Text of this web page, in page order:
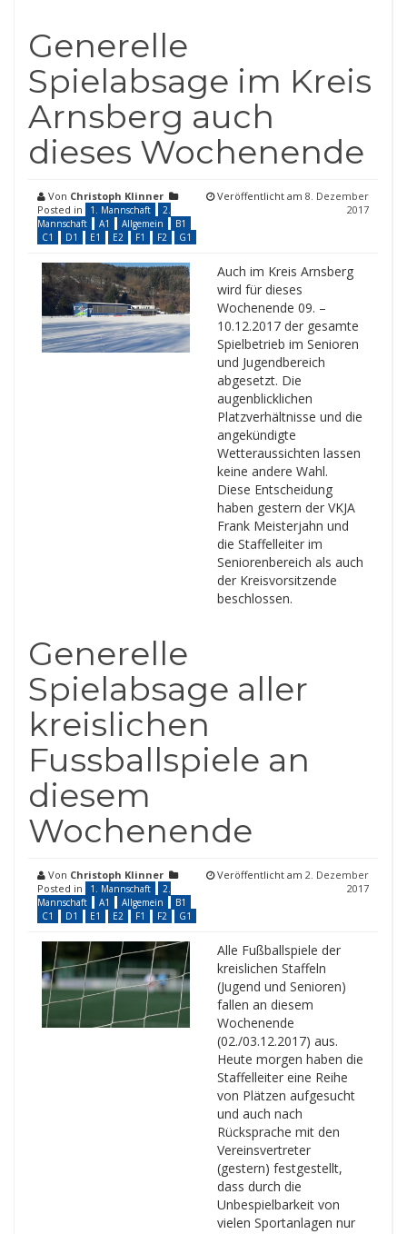
Generelle
Spielabsage im Kreis
Arnsberg auch
dieses Wochenende
Von Christoph Klinner
Posted in
1. Mannschaft
2.
Mannschaft
A1 Allgemein
B1
C1
D1 E1 E2 F1 F2 G1
Veröffentlicht am 8. Dezember
2017
Auch im Kreis Arnsberg
wird für dieses
Wochenende 09. –
10.12.2017 der gesamte
Spielbetrieb im Senioren
und Jugendbereich
abgesetzt. Die
augenblicklichen
Platzverhältnisse und die
angekündigte
Wetteraussichten lassen
keine andere Wahl.
Diese Entscheidung
haben gestern der VKJA
Frank Meisterjahn und
die Staffelleiter im
Seniorenbereich als auch
der Kreisvorsitzende
beschlossen.
Generelle
Spielabsage aller
kreislichen
Fussballspiele an
diesem
Wochenende
Von Christoph Klinner
Posted in
1. Mannschaft
2.
Mannschaft
A1 Allgemein
B1
C1
D1 E1 E2 F1 F2 G1
Veröffentlicht am 2. Dezember
2017
Alle Fußballspiele der
kreislichen Staffeln
(Jugend und Senioren)
fallen an diesem
Wochenende
(02./03.12.2017) aus.
Heute morgen haben die
Staffelleiter eine Reihe
von Plätzen aufgesucht
und auch nach
Rücksprache mit den
Vereinsvertreter
(gestern) festgestellt,
dass durch die
Unbespielbarkeit von
vielen Sportanlagen nur